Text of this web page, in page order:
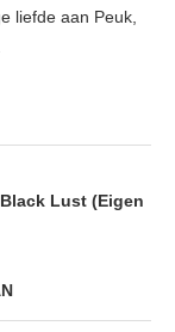
liefde aan Peuk,
Black Lust (Eigen